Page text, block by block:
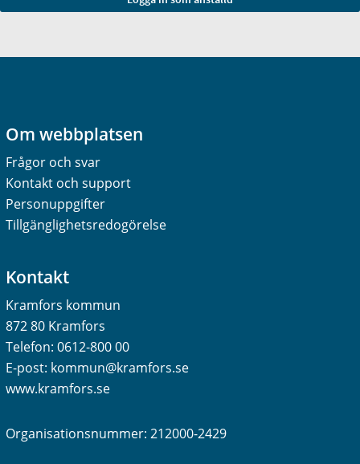
Om webbplatsen
Frågor och svar
Kontakt och support
Personuppgifter
Tillgänglighetsredogörelse
Kontakt
Kramfors kommun
872 80 Kramfors
Telefon: 0612-800 00
E-post: kommun@kramfors.se
www.kramfors.se
Organisationsnummer: 212000-2429